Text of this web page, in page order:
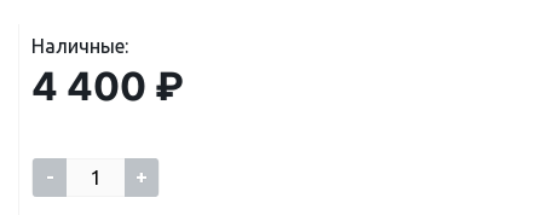
Наличные:
4 400 ₽
- +